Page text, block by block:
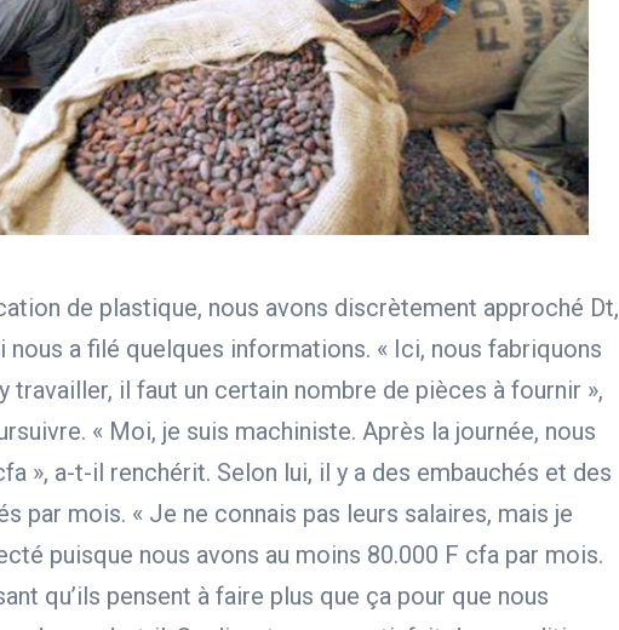
de plastique, nous avons discrètement approché Dt,
nous a filé quelques informations. « Ici, nous fabriquons
travailler, il faut un certain nombre de pièces à fournir »,
« Moi, je suis machiniste. Après la journée, nous
», a-t-il renchérit. Selon lui, il y a des embauchés et des
par mois. « Je ne connais pas leurs salaires, mais je
puisque nous avons au moins 80.000 F cfa par mois.
qu’ils pensent à faire plus que ça pour que nous